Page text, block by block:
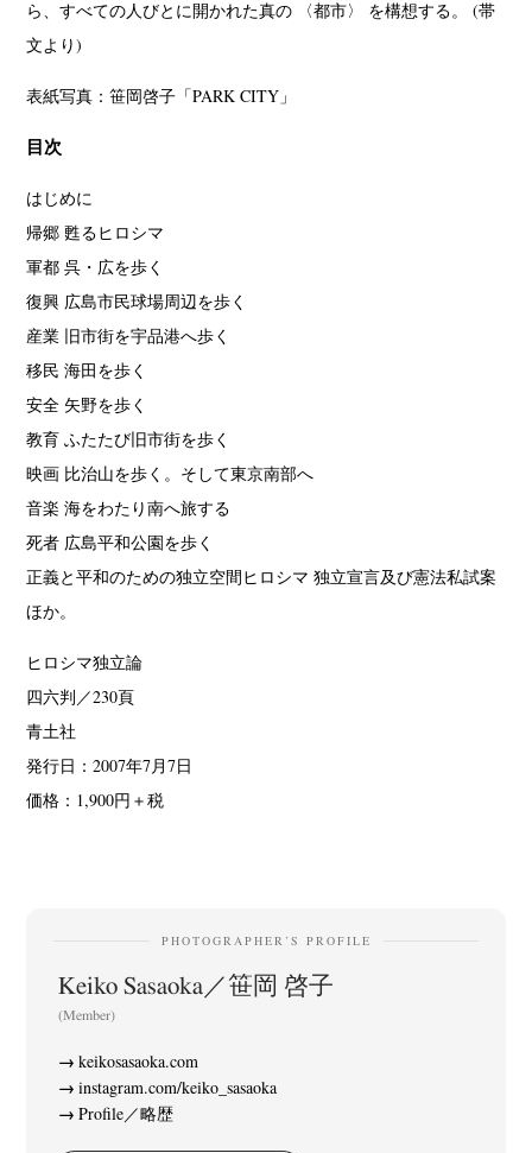
ら、すべての人びとに開かれた真の 〈都市〉 を構想する。 (帯
文より)
表紙写真：笹岡啓子「PARK CITY」
目次
はじめに
帰郷 甦るヒロシマ
軍都 呉・広を歩く
復興 広島市民球場周辺を歩く
産業 旧市街を宇品港へ歩く
移民 海田を歩く
安全 矢野を歩く
教育 ふたたび旧市街を歩く
映画 比治山を歩く。そして東京南部へ
音楽 海をわたり南へ旅する
死者 広島平和公園を歩く
正義と平和のための独立空間ヒロシマ 独立宣言及び憲法私試案
ほか。
ヒロシマ独立論
四六判／230頁
青土社
発行日：2007年7月7日
価格：1,900円＋税
PHOTOGRAPHER’S PROFILE
Keiko Sasaoka／笹岡 啓子
(Member)
keikosasaoka.com
instagram.com/keiko_sasaoka
Profile／略歴